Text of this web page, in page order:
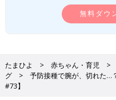
無料ダウ
たまひよ 赤ちゃん・育児
グ
予防接種で腕が、切れた…
#73】